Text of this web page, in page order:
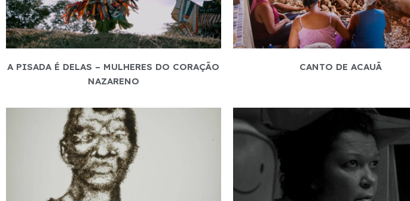
A PISADA É DELAS – MULHERES DO CORAÇÃO
NAZARENO
CANTO DE ACAUÃ